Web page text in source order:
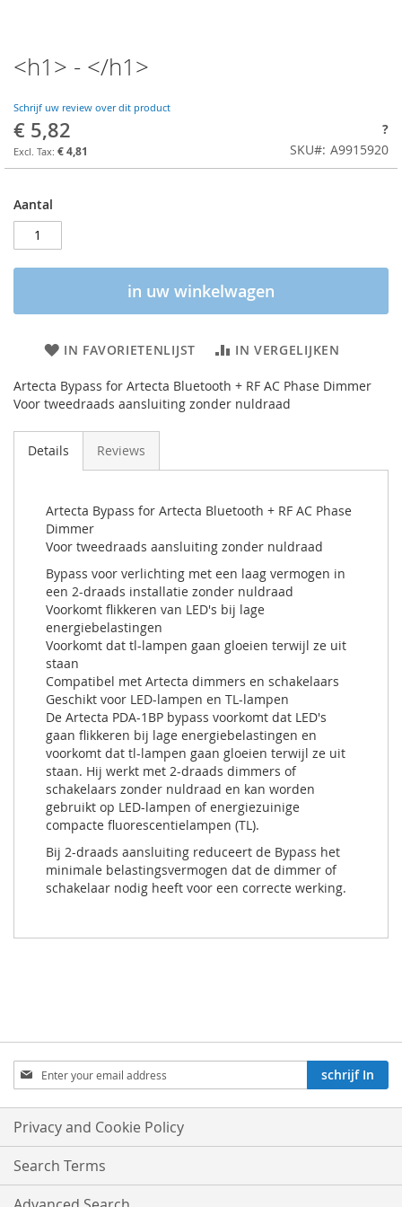
<h1> - </h1>
Schrijf uw review over dit product
€ 5,82
€ 4,81
?
SKU
A9915920
Aantal
in uw winkelwagen
IN FAVORIETENLIJST IN VERGELIJKEN
Artecta Bypass for Artecta Bluetooth + RF AC Phase Dimmer
Voor tweedraads aansluiting zonder nuldraad
Details Reviews
Artecta Bypass for Artecta Bluetooth + RF AC Phase
Dimmer
Voor tweedraads aansluiting zonder nuldraad
Bypass voor verlichting met een laag vermogen in
een 2-draads installatie zonder nuldraad
Voorkomt flikkeren van LED's bij lage
energiebelastingen
Voorkomt dat tl-lampen gaan gloeien terwijl ze uit
staan
Compatibel met Artecta dimmers en schakelaars
Geschikt voor LED-lampen en TL-lampen
De Artecta PDA-1BP bypass voorkomt dat LED's
gaan flikkeren bij lage energiebelastingen en
voorkomt dat tl-lampen gaan gloeien terwijl ze uit
staan. Hij werkt met 2-draads dimmers of
schakelaars zonder nuldraad en kan worden
gebruikt op LED-lampen of energiezuinige
compacte fluorescentielampen (TL).
Bij 2-draads aansluiting reduceert de Bypass het
minimale belastingsvermogen dat de dimmer of
schakelaar nodig heeft voor een correcte werking.
Aboneren
op
onze
nieuwsbrief:
schrijf In
Privacy and Cookie Policy
Search Terms